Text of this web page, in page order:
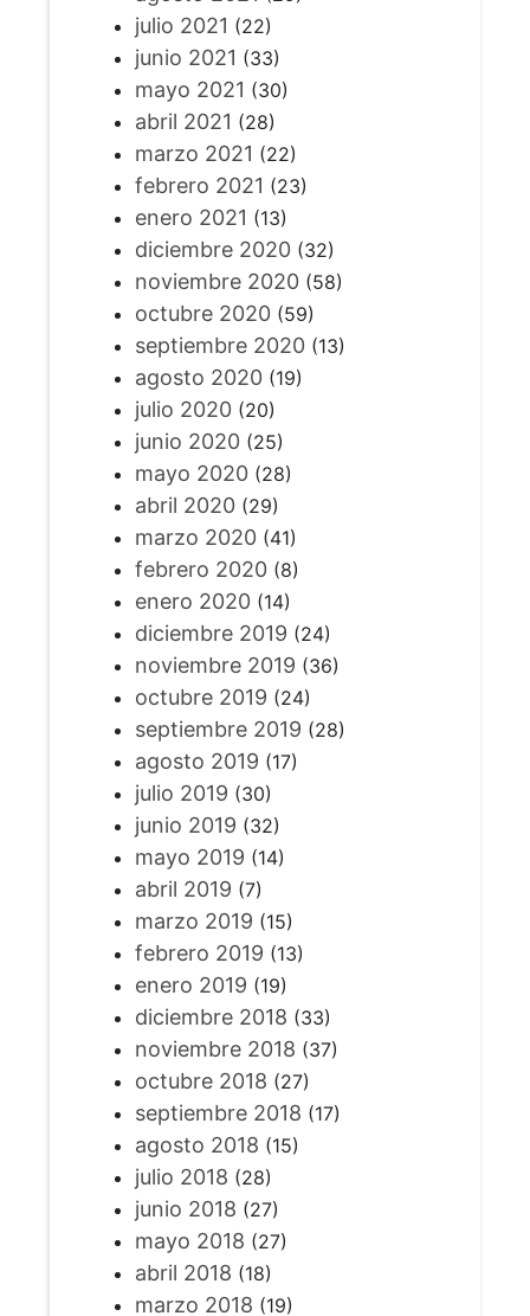
julio 2021 (22)
junio 2021 (33)
mayo 2021 (30)
abril 2021 (28)
marzo 2021 (22)
febrero 2021 (23)
enero 2021 (13)
diciembre 2020(32)
noviembre 2020(58)
octubre 2020(59)
septiembre 2020(13)
agosto 2020(19)
julio 2020(20)
junio 2020(25)
mayo 2020(28)
abril 2020(29)
marzo 2020(41)
febrero 2020(8)
enero 2020(14)
diciembre 2019 (24)
noviembre 2019 (36)
octubre 2019 (24)
septiembre 2019 (28)
agosto 2019 (17)
julio 2019 (30)
junio 2019 (32)
mayo 2019 (14)
abril 2019 (7)
marzo 2019 (15)
febrero 2019 (13)
enero 2019 (19)
diciembre 2018 (33)
noviembre 2018 (37)
octubre 2018 (27)
septiembre 2018 (17)
agosto 2018 (15)
julio 2018 (28)
junio 2018 (27)
mayo 2018 (27)
abril 2018 (18)
marzo 2018 (19)